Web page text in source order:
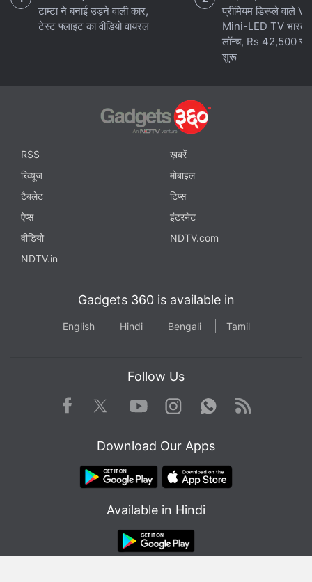
टाम्टा ने बनाई उड़ने वाली कार,
टेस्ट फ्लाइट का वीडियो वायरल
प्रीमियम डिस्प्ले वाले
Mini-LED TV भारत
लॉन्च, Rs 42,500 से
शुरू
RSS
ख़बरें
रिव्यूज
मोबाइल
टैबलेट
टिप्स
ऐप्स
इंटरनेट
वीडियो
NDTV.com
NDTV.in
Gadgets 360 is available in
English Hindi Bengali Tamil
Follow Us
Facebook TwitterYoutube
Instagram WhatsApp
Rss
Download Our Apps
Available in Hindi